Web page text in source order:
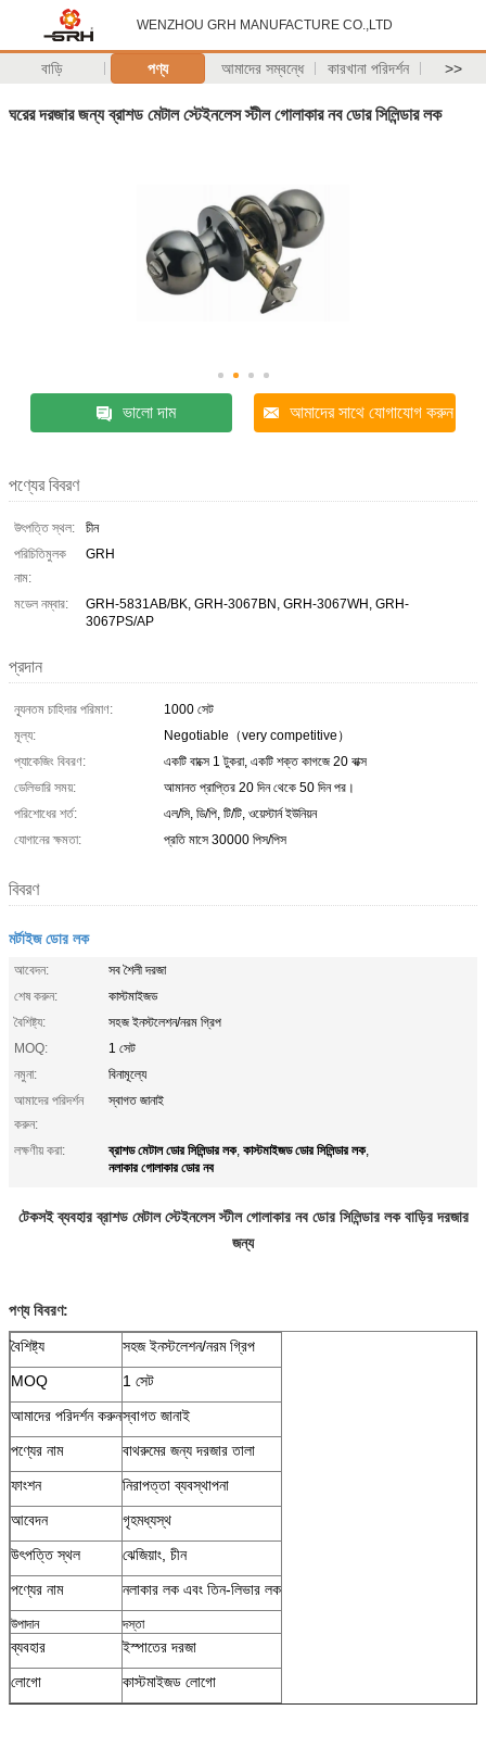
WENZHOU GRH MANUFACTURE CO.,LTD
বাড়ি পণ্য আমাদের সম্বন্ধে কারখানা পরিদর্শন >>
ঘরের দরজার জন্য ব্রাশড মেটাল স্টেইনলেস স্টীল গোলাকার নব ডোর সিলিন্ডার লক
ভালো দাম আমাদের সাথে যোগাযোগ করুন
পণ্যের বিবরণ
উৎপত্তি স্থল:
চীন
পরিচিতিমুলক
নাম:
GRH
মডেল নম্বার:
GRH-5831AB/BK, GRH-3067BN, GRH-3067WH, GRH-
3067PS/AP
প্রদান
ন্যূনতম চাহিদার পরিমাণ:
1000 সেট
মূল্য:
Negotiable（very competitive）
প্যাকেজিং বিবরণ:
একটি বাক্সে 1 টুকরা, একটি শক্ত কাগজে 20 বাক্স
ডেলিভারি সময়:
আমানত প্রাপ্তির 20 দিন থেকে 50 দিন পর।
পরিশোধের শর্ত:
এল/সি, ডি/পি, টি/টি, ওয়েস্টার্ন ইউনিয়ন
যোগানের ক্ষমতা:
প্রতি মাসে 30000 পিস/পিস
বিবরণ
মর্টাইজ ডোর লক
আবেদন:
সব শৈলী দরজা
শেষ করুন:
কাস্টমাইজড
বৈশিষ্ট্য:
সহজ ইনস্টলেশন/নরম গ্রিপ
MOQ:
1 সেট
নমুনা:
বিনামূল্যে
আমাদের পরিদর্শন
করুন:
স্বাগত জানাই
লক্ষণীয় করা: ব্রাশড মেটাল ডোর সিলিন্ডার লক, কাস্টমাইজড ডোর সিলিন্ডার লক,
নলাকার গোলাকার ডোর নব
টেকসই ব্যবহার ব্রাশড মেটাল স্টেইনলেস স্টীল গোলাকার নব ডোর সিলিন্ডার লক বাড়ির দরজার
জন্য
পণ্য বিবরণ:
বৈশিষ্ট্য
সহজ ইনস্টলেশন/নরম গ্রিপ
MOQ
1 সেট
আমাদের পরিদর্শন করুনস্বাগত জানাই
পণ্যের নাম
বাথরুমের জন্য দরজার তালা
ফাংশন
নিরাপত্তা ব্যবস্থাপনা
আবেদন
গৃহমধ্যস্থ
উৎপত্তি স্থল
ঝেজিয়াং, চীন
পণ্যের নাম
নলাকার লক এবং তিন-লিভার লক
উপাদান দস্তা
ব্যবহার
ইস্পাতের দরজা
লোগো
কাস্টমাইজড লোগো